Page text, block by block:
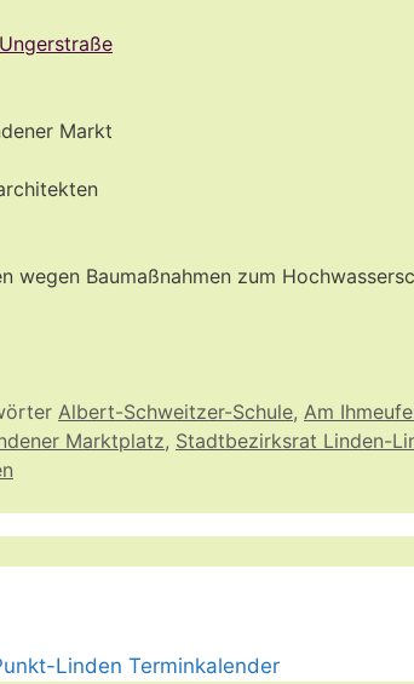
Ungerstraße
Markt
wegen Baumaßnahmen zum
Albert-Schweitzer-Schule, Am
Marktplatz, Stadtbezirksrat Linden-